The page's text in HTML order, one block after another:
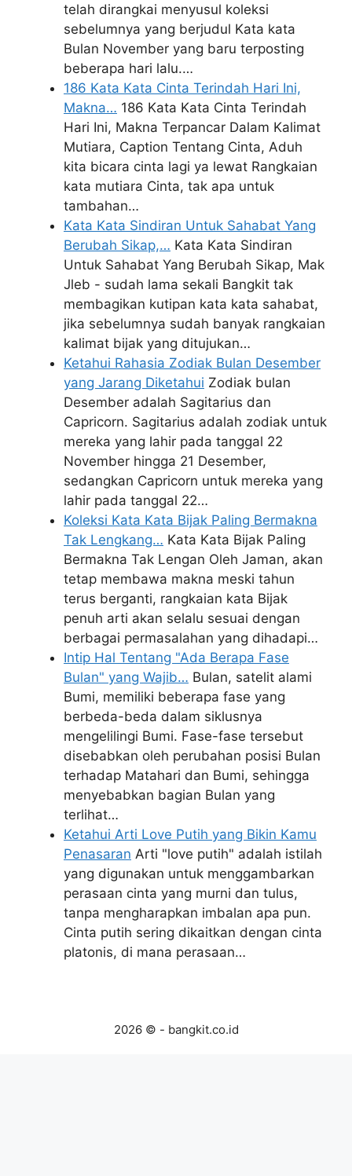
telah dirangkai menyusul koleksi
sebelumnya yang berjudul Kata kata
Bulan November yang baru terposting
beberapa hari lalu.…
186 Kata Kata Cinta Terindah Hari Ini,
Makna… 186 Kata Kata Cinta Terindah
Hari Ini, Makna Terpancar Dalam Kalimat
Mutiara, Caption Tentang Cinta, Aduh
kita bicara cinta lagi ya lewat Rangkaian
kata mutiara Cinta, tak apa untuk
tambahan…
Kata Kata Sindiran Untuk Sahabat Yang
Berubah Sikap,… Kata Kata Sindiran
Untuk Sahabat Yang Berubah Sikap, Mak
Jleb - sudah lama sekali Bangkit tak
membagikan kutipan kata kata sahabat,
jika sebelumnya sudah banyak rangkaian
kalimat bijak yang ditujukan…
Ketahui Rahasia Zodiak Bulan Desember
yang Jarang Diketahui Zodiak bulan
Desember adalah Sagitarius dan
Capricorn. Sagitarius adalah zodiak untuk
mereka yang lahir pada tanggal 22
November hingga 21 Desember,
sedangkan Capricorn untuk mereka yang
lahir pada tanggal 22…
Koleksi Kata Kata Bijak Paling Bermakna
Tak Lengkang… Kata Kata Bijak Paling
Bermakna Tak Lengan Oleh Jaman, akan
tetap membawa makna meski tahun
terus berganti, rangkaian kata Bijak
penuh arti akan selalu sesuai dengan
berbagai permasalahan yang dihadapi…
Intip Hal Tentang "Ada Berapa Fase
Bulan" yang Wajib… Bulan, satelit alami
Bumi, memiliki beberapa fase yang
berbeda-beda dalam siklusnya
mengelilingi Bumi. Fase-fase tersebut
disebabkan oleh perubahan posisi Bulan
terhadap Matahari dan Bumi, sehingga
menyebabkan bagian Bulan yang
terlihat…
Ketahui Arti Love Putih yang Bikin Kamu
Penasaran Arti "love putih" adalah istilah
yang digunakan untuk menggambarkan
perasaan cinta yang murni dan tulus,
tanpa mengharapkan imbalan apa pun.
Cinta putih sering dikaitkan dengan cinta
platonis, di mana perasaan…
2026 © - bangkit.co.id